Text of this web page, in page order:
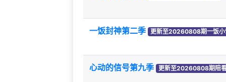
一饭封神第二季 更新至20260808期一饭小
心动的信号第九季 更新至20260808期陪